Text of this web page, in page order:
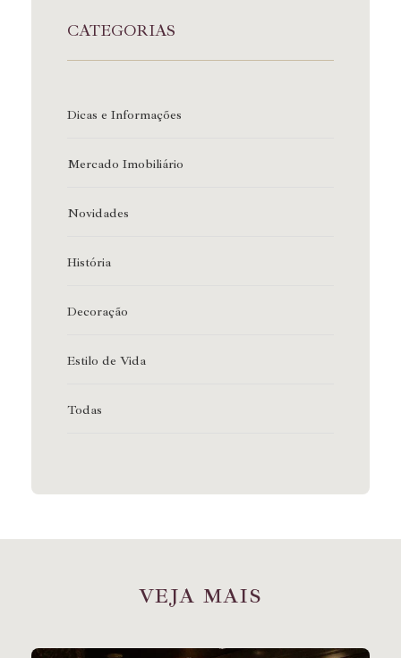
CATEGORIAS
Dicas e Informações
Mercado Imobiliário
Novidades
História
Decoração
Estilo de Vida
Todas
VEJA MAIS